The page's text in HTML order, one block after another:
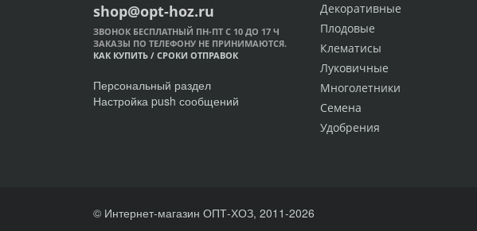
Декоративные
Плодовые
Клематисы
Луковичные
Многолетники
Семена
Удобрения
shop@opt-hoz.ru
ЗВОНОК БЕСПЛАТНЫЙ ПН-ПТ С 10 ДО 17 Ч
ЗАКАЗЫ ПО ТЕЛЕФОНУ НЕ ПРИНИМАЮТСЯ.
КАК КУПИТЬ / СРОКИ ОТПРАВОК
Персональный раздел
Настройка push сообщений
© Интернет-магазин ОПТ-ХОЗ, 2011-2026